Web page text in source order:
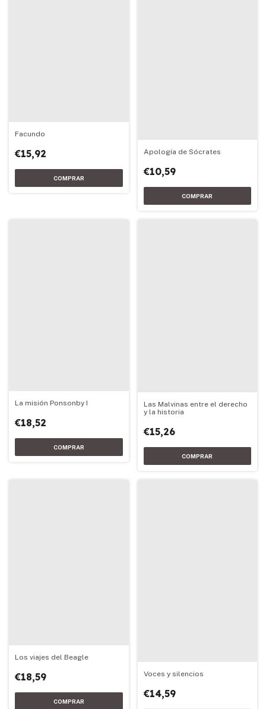
Facundo
€15,92 Apología de Sócrates
€10,59
La misión Ponsonby I
€18,52
Las Malvinas entre el derecho
y la historia
€15,26
Los viajes del Beagle
€18,59 Voces y silencios
€14,59